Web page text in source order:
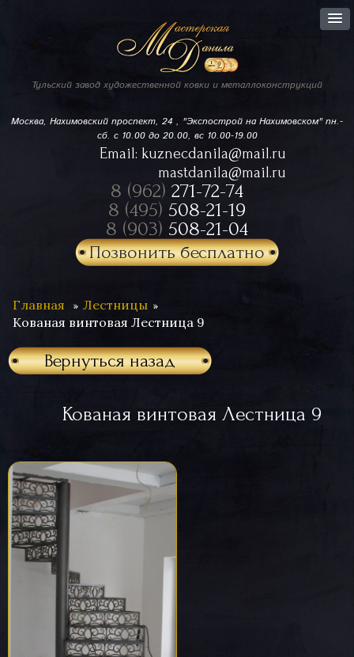
Тульский завод художественной ковки и металлоконструкций
Москва, Нахимовский проспект, 24 , "Экспострой на Нахимовском"пн.-
сб. с 10.00 до 20.00, вс 10.00-19.00
Email: kuznecdanila@mail.ru
mastdanila@mail.ru
8 (962) 271-72-74
8 (495) 508-21-19
8 (903) 508-21-04
Позвонить бесплатно
Главная
Лестницы
Кованая винтовая Лестница 9
Вернуться назад
Кованая винтовая Лестница 9